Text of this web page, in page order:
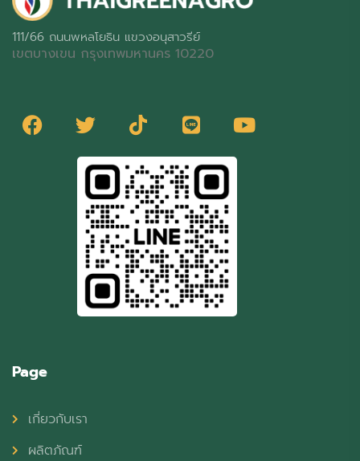
111/66 ถนนพหลโยธิน แขวงอนุสาวรีย์
เขตบางเขน กรุงเทพมหานคร 10220
Page
เกี่ยวกับเรา
ผลิตภัณฑ์